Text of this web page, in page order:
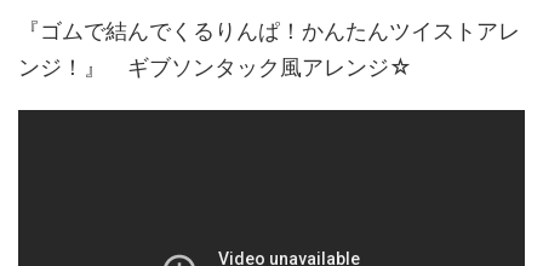
『ゴムで結んでくるりんぱ！かんたんツイストアレ
ンジ！』 ギブソンタック風アレンジ☆